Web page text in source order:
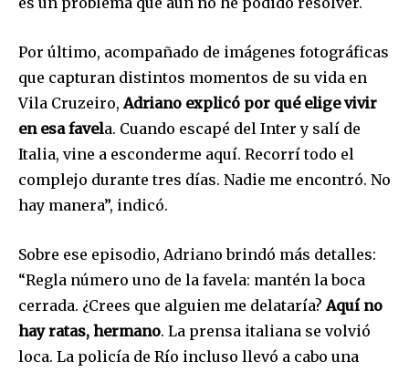
I've read and accept the Privacy Policy
Por último, acompañado de imágenes fotográficas
que capturan distintos momentos de su vida en
Vila Cruzeiro,Adriano explicó por qué elige vivir
en esa favela. ​Cuando escapé del Inter y salí de
Italia, vine a esconderme aquí. Recorrí todo el
complejo durante tres días. Nadie me encontró. No
hay manera”, indicó.
Sobre ese episodio, Adriano brindó más detalles:
“Regla número uno de la favela: mantén la boca
cerrada. ¿Crees que alguien me delataría?Aquí no
hay ratas, hermano. La prensa italiana se volvió
loca. La policía de Río incluso llevó a cabo una